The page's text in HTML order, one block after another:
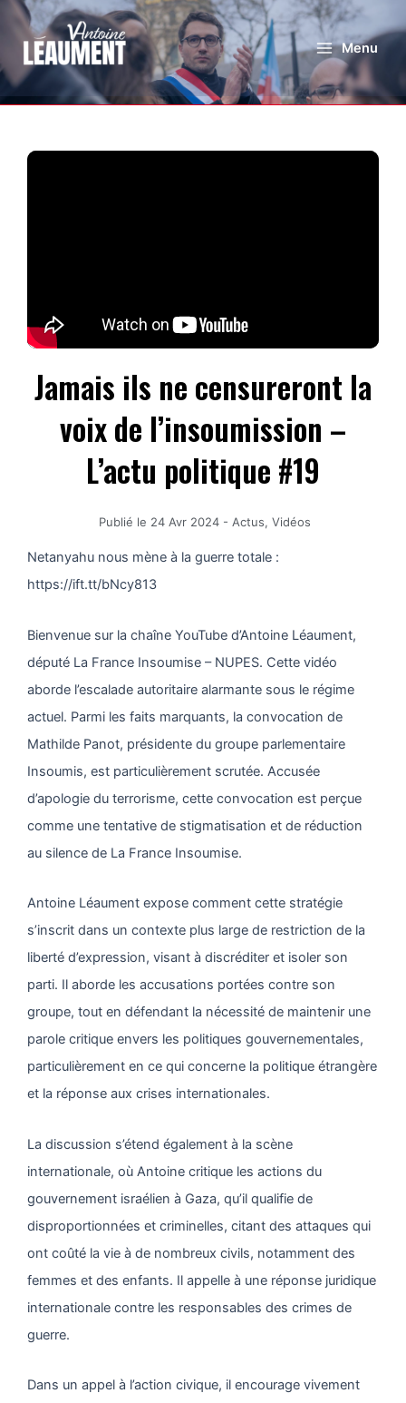
Menu
Jamais ils ne censureront la
voix de l’insoumission –
L’actu politique #19
Publié le 24 Avr 2024 - Actus, Vidéos
Netanyahu nous mène à la guerre totale :
https://ift.tt/bNcy813
Bienvenue sur la chaîne YouTube d’Antoine Léaument,
député La France Insoumise – NUPES. Cette vidéo
aborde l’escalade autoritaire alarmante sous le régime
actuel. Parmi les faits marquants, la convocation de
Mathilde Panot, présidente du groupe parlementaire
Insoumis, est particulièrement scrutée. Accusée
d’apologie du terrorisme, cette convocation est perçue
comme une tentative de stigmatisation et de réduction
au silence de La France Insoumise.
Antoine Léaument expose comment cette stratégie
s’inscrit dans un contexte plus large de restriction de la
liberté d’expression, visant à discréditer et isoler son
parti. Il aborde les accusations portées contre son
groupe, tout en défendant la nécessité de maintenir une
parole critique envers les politiques gouvernementales,
particulièrement en ce qui concerne la politique étrangère
et la réponse aux crises internationales.
La discussion s’étend également à la scène
internationale, où Antoine critique les actions du
gouvernement israélien à Gaza, qu’il qualifie de
disproportionnées et criminelles, citant des attaques qui
ont coûté la vie à de nombreux civils, notamment des
femmes et des enfants. Il appelle à une réponse juridique
internationale contre les responsables des crimes de
guerre.
Dans un appel à l’action civique, il encourage vivement